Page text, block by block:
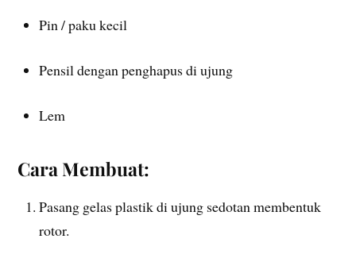
Pin / paku kecil
Pensil dengan penghapus di ujung
Lem
Cara Membuat:
Pasang gelas plastik di ujung sedotan membentuk
rotor.